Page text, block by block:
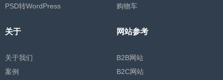
PSD转WordPress
购物车
关于
关于我们
案例
网站参考
B2B网站
B2C网站